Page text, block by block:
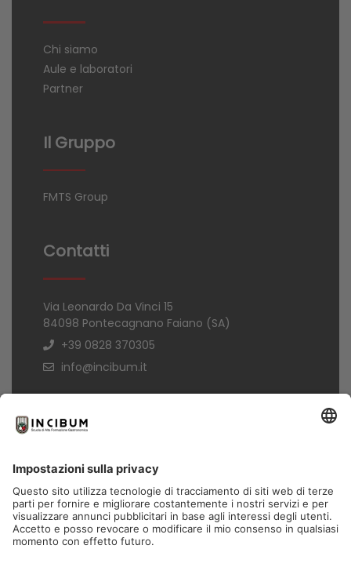
Chi siamo
Aule e laboratori
Partner
Il Gruppo
FMTS Group
Contatti
Via Leonardo Da Vinci 15
84098 Pontecagnano Faiano (SA)
+39 0828 370305
info@incibum.it
Informazioni
Termini di acquisto
Informativa Privacy
Trasparenza